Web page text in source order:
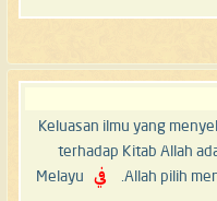
Keluasan ilmu yang
terhadap Kitab Allah
Allah pilih
في Melayu